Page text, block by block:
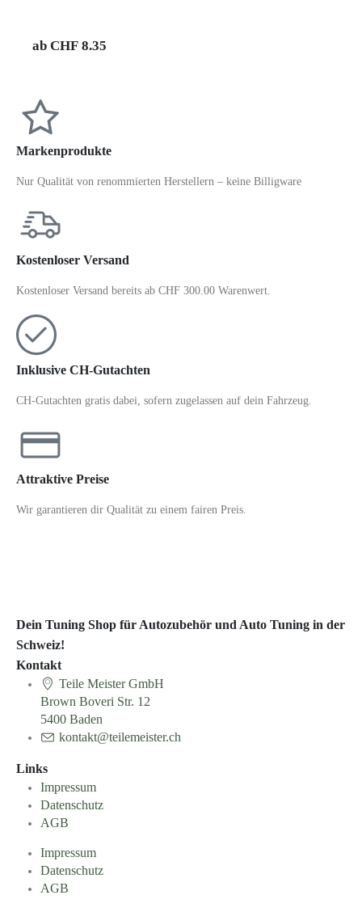
ab CHF 8.35
Markenprodukte
Nur Qualität von renommierten Herstellern – keine Billigware
Kostenloser Versand
Kostenloser Versand bereits ab CHF 300.00 Warenwert.
Inklusive CH-Gutachten
CH-Gutachten gratis dabei, sofern zugelassen auf dein Fahrzeug.
Attraktive Preise
Wir garantieren dir Qualität zu einem fairen Preis.
Dein Tuning Shop für Autozubehör und Auto Tuning in der
Schweiz!
Kontakt
Teile Meister GmbH
Brown Boveri Str. 12
5400 Baden
kontakt@teilemeister.ch
Links
Impressum
Datenschutz
AGB
Impressum
Datenschutz
AGB